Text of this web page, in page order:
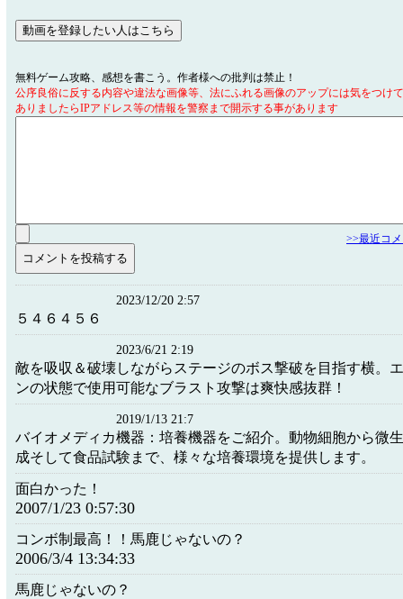
無料ゲーム攻略、感想を書こう。作者様への批判は禁止！
公序良俗に反する内容や違法な画像等、法にふれる画像のアップには気をつけ
ありましたらIPアドレス等の情報を警察まで開示する事があります
>>最近コ
2023/12/20 2:57
５４６４５６
2023/6/21 2:19
敵を吸収＆破壊しながらステージのボス撃破を目指す横。
ンの状態で使用可能なブラスト攻撃は爽快感抜群！
2019/1/13 21:7
バイオメディカ機器：培養機器をご紹介。動物細胞から微
成そして食品試験まで、様々な培養環境を提供します。
面白かった！
2007/1/23 0:57:30
コンボ制最高！！馬鹿じゃないの？
2006/3/4 13:34:33
馬鹿じゃないの？